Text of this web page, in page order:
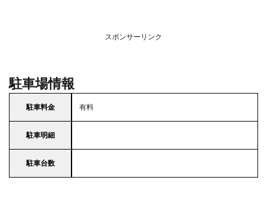
スポンサーリンク
駐車場情報
駐車料金 有料
駐車明細
駐車台数